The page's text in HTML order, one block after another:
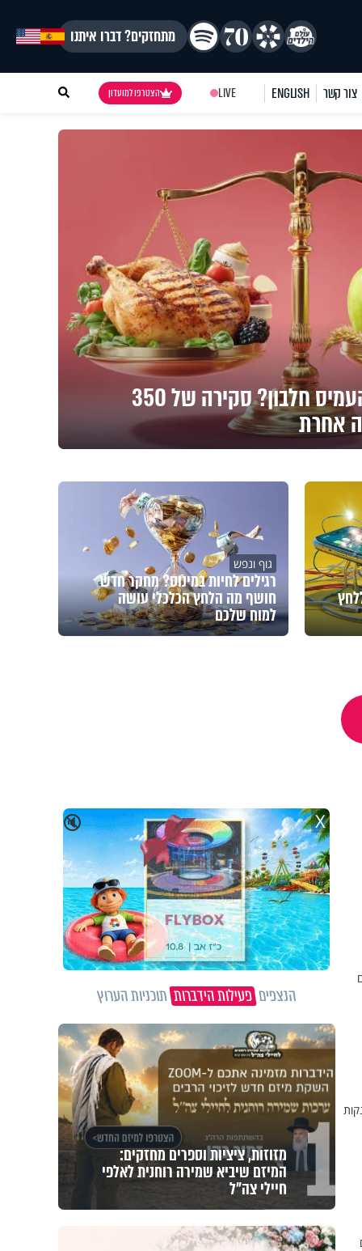
מתחזקים? דברו איתנו
צור קשר ENGLISH
LIVE הצטרפו למועדון
ברשתות ממליצים להעמיס חלבון? סקירה של 350
אחרת
גוף ונפש
רגילים לחיות במינוס? מחקר חדש
חושף מה הלחץ הכלכלי עושה
למוח שלכם
🔇 X
הנצפיםפעילות הידברותתוכניות הערוץ
1 מזוזות, ציציות וספרים מחזקים:
המיזם שיביא שמירה רוחנית לאלפי
חיילי צה"ל